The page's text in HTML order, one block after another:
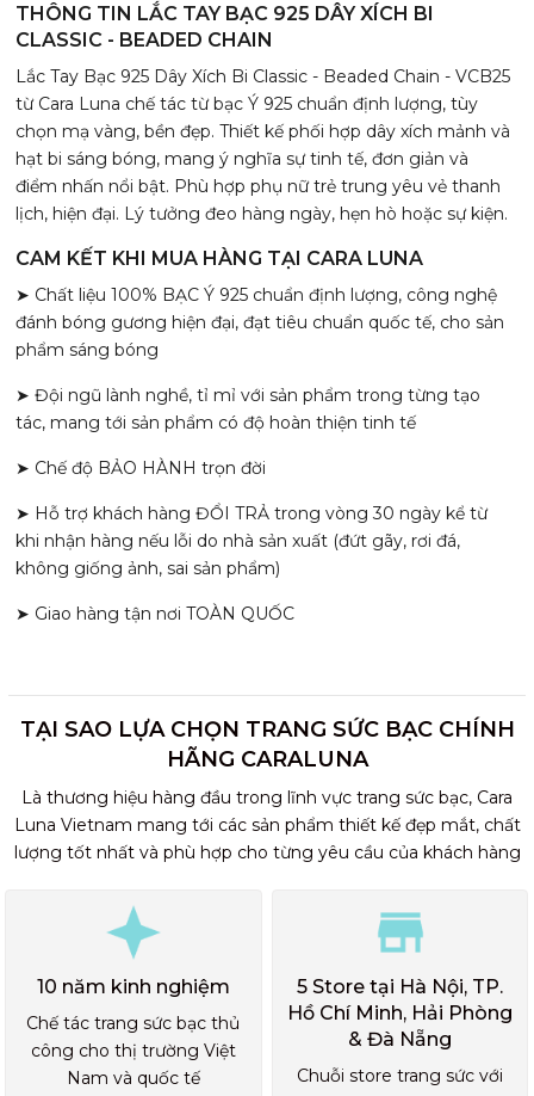
THÔNG TIN LẮC TAY BẠC 925 DÂY XÍCH BI
CLASSIC - BEADED CHAIN
Lắc Tay Bạc 925 Dây Xích Bi Classic - Beaded Chain - VCB25
từ Cara Luna chế tác từ bạc Ý 925 chuẩn định lượng, tùy
chọn mạ vàng, bền đẹp. Thiết kế phối hợp dây xích mảnh và
hạt bi sáng bóng, mang ý nghĩa sự tinh tế, đơn giản và
điểm nhấn nổi bật. Phù hợp phụ nữ trẻ trung yêu vẻ thanh
lịch, hiện đại. Lý tưởng đeo hàng ngày, hẹn hò hoặc sự kiện.
CAM KẾT KHI MUA HÀNG TẠI CARA LUNA
➤ Chất liệu 100% BẠC Ý 925 chuẩn định lượng, công nghệ
đánh bóng gương hiện đại, đạt tiêu chuẩn quốc tế, cho sản
phẩm sáng bóng
➤ Đội ngũ lành nghề, tỉ mỉ với sản phẩm trong từng tạo
tác, mang tới sản phẩm có độ hoàn thiện tinh tế
➤ Chế độ BẢO HÀNH trọn đời
➤ Hỗ trợ khách hàng ĐỔI TRẢ trong vòng 30 ngày kể từ
khi nhận hàng nếu lỗi do nhà sản xuất (đứt gãy, rơi đá,
không giống ảnh, sai sản phẩm)
➤ Giao hàng tận nơi TOÀN QUỐC
TẠI SAO LỰA CHỌN TRANG SỨC BẠC CHÍNH
HÃNG CARALUNA
Là thương hiệu hàng đầu trong lĩnh vực trang sức bạc, Cara
Luna Vietnam mang tới các sản phẩm thiết kế đẹp mắt, chất
lượng tốt nhất và phù hợp cho từng yêu cầu của khách hàng
10 năm kinh nghiệm
Chế tác trang sức bạc thủ
công cho thị trường Việt
Nam và quốc tế
5 Store tại Hà Nội, TP.
Hồ Chí Minh, Hải Phòng
& Đà Nẵng
Chuỗi store trang sức với